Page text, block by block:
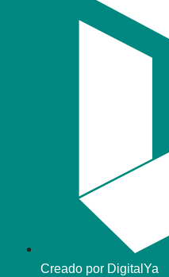
Creado por DigitalYa